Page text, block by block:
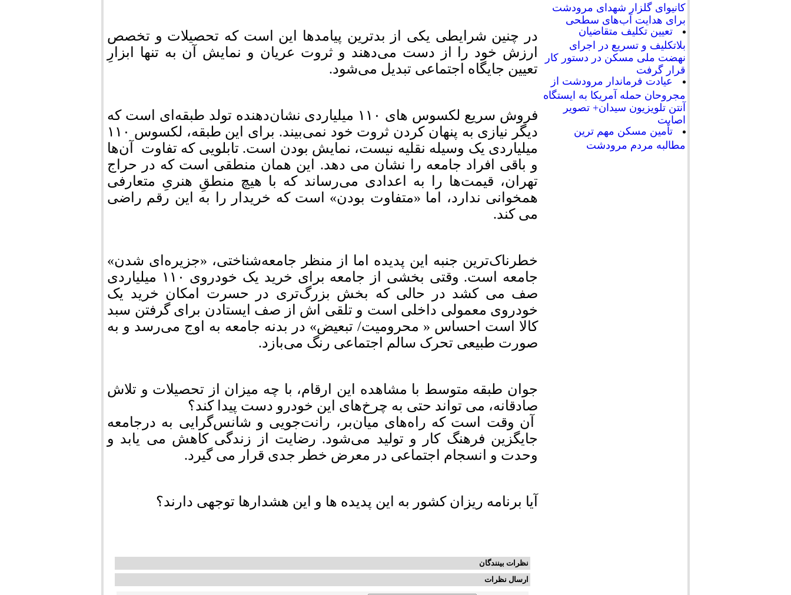
کانیوای گلزار شهدای مرودشت
برای هدایت آب‌های سطحی
تعیین تکلیف متقاضیان
بلاتکلیف و تسریع در اجرای
نهضت ملی مسکن در دستور کار
قرار گرفت
عیادت فرماندار مرودشت از
مجروحان حمله آمریکا به ایستگاه
آنتن تلویزیون سیدان+ تصویر
اصابت
تأمین مسکن مهم ترین
مطالبه مردم مرودشت
در چنین شرایطی یکی از بدترین پیامدها این است که تحصیلات و تخصص
ارزش خود را از دست می‌دهند و ثروت عریان و نمایش آن به تنها ابزارِ
تعیین جایگاه اجتماعی تبدیل می‌شود.
فروش سریع لکسوس های ۱۱۰ میلیاردی نشان‌دهنده تولد طبقه‌ای است که
دیگر نیازی به پنهان کردن ثروت خود نمی‌بیند. برای این طبقه، لکسوس ۱۱۰
میلیاردی یک وسیله نقلیه نیست، نمایش بودن است. تابلویی که تفاوت آن‌ها
و باقی افراد جامعه را نشان می دهد. این همان منطقی است که در حراج
تهران، قیمت‌ها را به اعدادی می‌رساند که با هیچ منطقِ هنریِ متعارفی
همخوانی ندارد، اما «متفاوت بودن» است که خریدار را به این رقم راضی
می کند.
خطرناک‌ترین جنبه این پدیده اما از منظر جامعه‌شناختی، «جزیره‌ای شدن»
جامعه است. وقتی بخشی از جامعه برای خرید یک خودروی ۱۱۰ میلیاردی
صف می‌ کشد در حالی که بخش بزرگ‌تری در حسرت امکان خرید یک
خودروی معمولی داخلی است و تلقی اش از صف ایستادن برای گرفتن سبد
کالا است احساس « محرومیت/ تبعیض» در بدنه جامعه به اوج می‌رسد و به
صورت طبیعی تحرک سالم اجتماعی رنگ می‌بازد.
جوان طبقه متوسط با مشاهده این ارقام، با چه میزان از تحصیلات و تلاش
صادقانه، می تواند حتی به چرخ‌های این خودرو دست پیدا کند؟
آن وقت است که راه‌های میان‌بر، رانت‌جویی و شانس‌گرایی به درجامعه
جایگزین فرهنگ کار و تولید می‌شود. رضایت از زندگی کاهش می یابد و
وحدت و انسجام اجتماعی در معرض خطر جدی قرار می گیرد.
آیا برنامه ریزان کشور به این پدیده ها و این هشدارها توجهی دارند؟
نظرات بینندگان
ارسال نظرات